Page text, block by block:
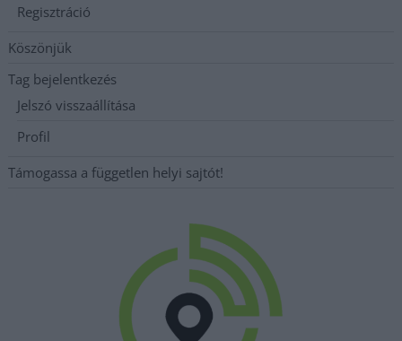
Regisztráció
Köszönjük
Tag bejelentkezés
Jelszó visszaállítása
Profil
Támogassa a független helyi sajtót!